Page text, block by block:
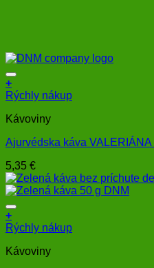
+
Rýchly nákup
Kávoviny
Ajurvédska káva VALERIÁNA
5,35 €
+
Rýchly nákup
Kávoviny